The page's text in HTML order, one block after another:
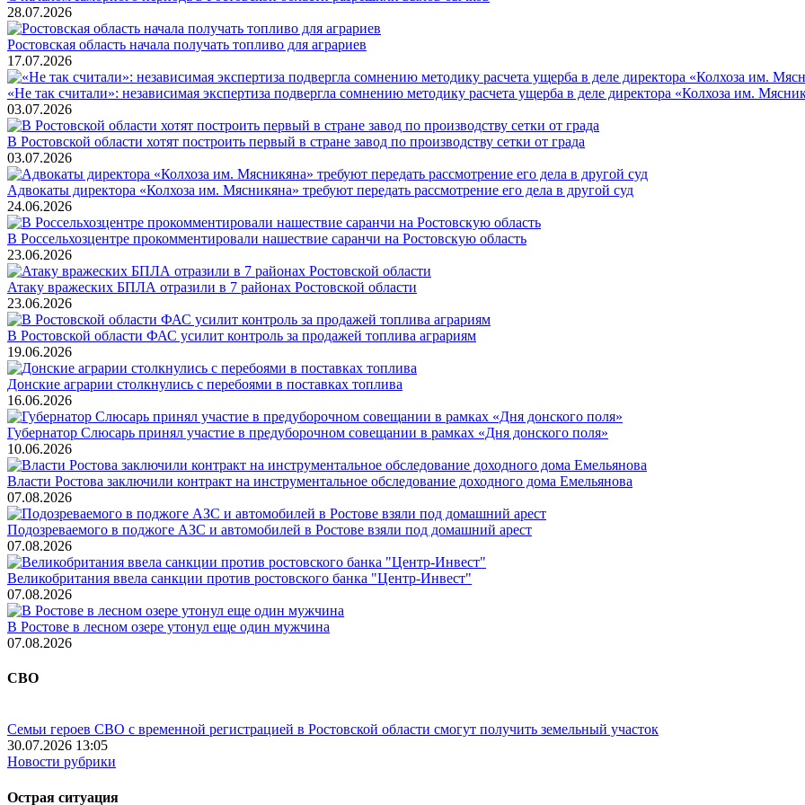
28.07.2026
Ростовская область начала получать топливо для аграриев
17.07.2026
«Не так считали»: независимая экспертиза подвергла сомнению методику расчета ущерба в деле директора «Колхоза им.
03.07.2026
В Ростовской области хотят построить первый в стране завод по производству сетки от града
03.07.2026
Адвокаты директора «Колхоза им. Мясникяна» требуют передать рассмотрение его дела в другой суд
24.06.2026
В Россельхозцентре прокомментировали нашествие саранчи на Ростовскую область
23.06.2026
Атаку вражеских БПЛА отразили в 7 районах Ростовской области
23.06.2026
В Ростовской области ФАС усилит контроль за продажей топлива аграриям
19.06.2026
Донские аграрии столкнулись с перебоями в поставках топлива
16.06.2026
Губернатор Слюсарь принял участие в предуборочном совещании в рамках «Дня донского поля»
10.06.2026
Власти Ростова заключили контракт на инструментальное обследование доходного дома Емельянова
07.08.2026
Подозреваемого в поджоге АЗС и автомобилей в Ростове взяли под домашний арест
07.08.2026
Великобритания ввела санкции против ростовского банка "Центр-Инвест"
07.08.2026
В Ростове в лесном озере утонул еще один мужчина
07.08.2026
СВО
Семьи героев СВО с временной регистрацией в Ростовской области смогут получить земельный участок
30.07.2026 13:05
Новости рубрики
Острая ситуация